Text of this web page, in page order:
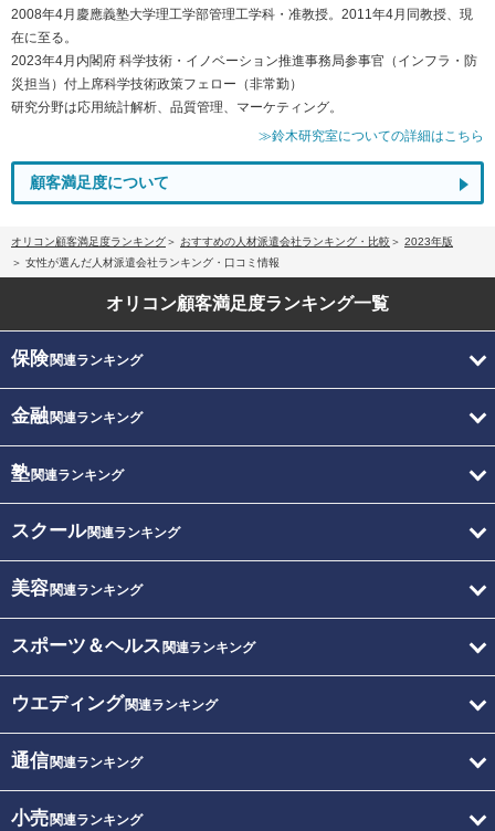
2008年4月慶應義塾大学理工学部管理工学科・准教授。2011年4月同教授、現
在に至る。
2023年4月内閣府 科学技術・イノベーション推進事務局参事官（インフラ・防
災担当）付上席科学技術政策フェロー（非常勤）
研究分野は応用統計解析、品質管理、マーケティング。
≫鈴木研究室についての詳細はこちら
顧客満足度について
オリコン顧客満足度ランキング おすすめの人材派遣会社ランキング・比較
2023年版
女性が選んだ人材派遣会社ランキング・口コミ情報
オリコン顧客満足度ランキング一覧
保険関連ランキング
金融関連ランキング
塾関連ランキング
スクール関連ランキング
美容関連ランキング
スポーツ＆ヘルス 関連ランキング
ウエディング関連ランキング
通信関連ランキング
小売関連ランキング